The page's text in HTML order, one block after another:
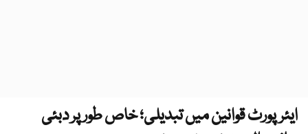
ایئرپورٹ قوانین میں تبدیلی؛ خاص طور پر دبئی